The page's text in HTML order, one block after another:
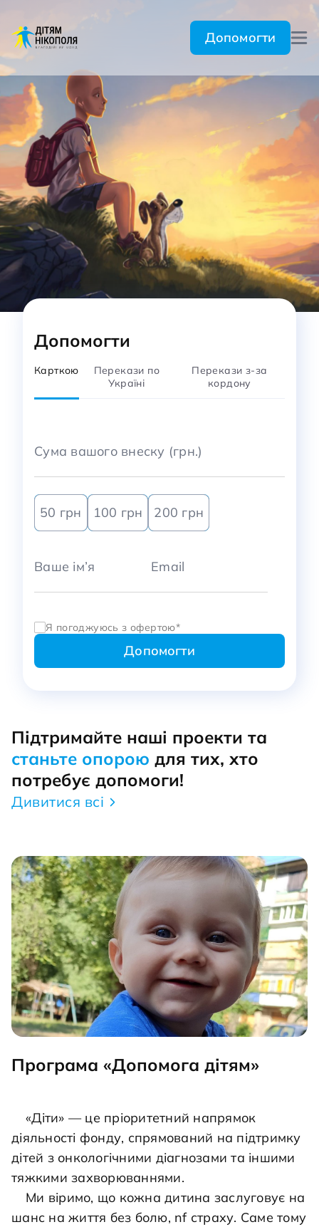
Допомогти
Допомогти
Карткою
Перекази по
Україні
Перекази з-за
кордону
50 грн 100 грн 200 грн
Я погоджуюсь зофертою*
Підтримайте наші проекти та
станьте опорою для тих, хто
потребує допомоги!
Дивитися всі
Програма «Допомога дітям»
	«Діти» — це пріоритетний напрямок
діяльності фонду, спрямований на підтримку
дітей з онкологічними діагнозами та іншими
тяжкими захворюваннями.
	Ми віримо, що кожна дитина заслуговує на
шанс на життя без болю, nf страху. Саме тому